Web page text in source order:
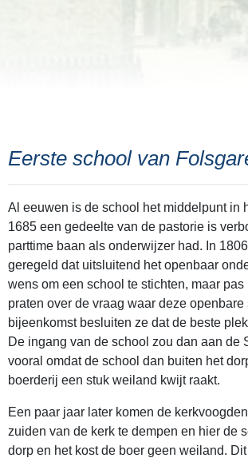
Eerste school van
Al eeuwen is de school het middelpunt in
1685 een gedeelte van de pastorie is
parttime baan als onderwijzer had. In
geregeld dat uitsluitend het openbaar
wens om een school te stichten, maar
praten over de vraag waar deze
bijeenkomst besluiten ze dat de beste
De ingang van de school zou dan aan de
vooral omdat de school dan buiten het
boerderij een stuk weiland kwijt raakt.
Een paar jaar later komen de
zuiden van de kerk te dempen en hier de
dorp en het kost de boer geen weiland.